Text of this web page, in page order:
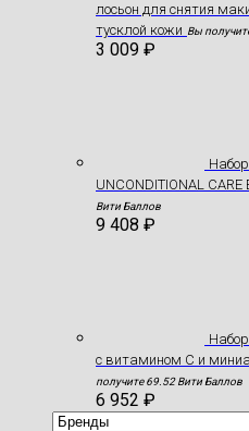
лосьон для снятия
тусклой кожи Вы
3 009 ₽
UNCONDITIONAL CARE
Вити Баллов
9 408 ₽
с витамином С и
получите 69.52 Вити Баллов
6 952 ₽